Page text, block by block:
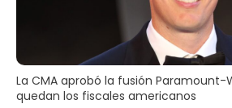
La CMA aprobó la fusión Paramount-
quedan los fiscales americanos